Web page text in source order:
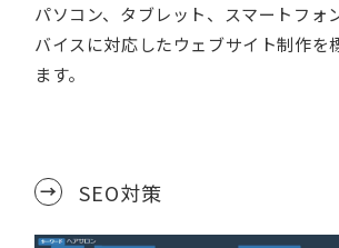
パソコン、タブレット、スマートフォ
バイスに対応したウェブサイト制作を
ます。
SEO対策